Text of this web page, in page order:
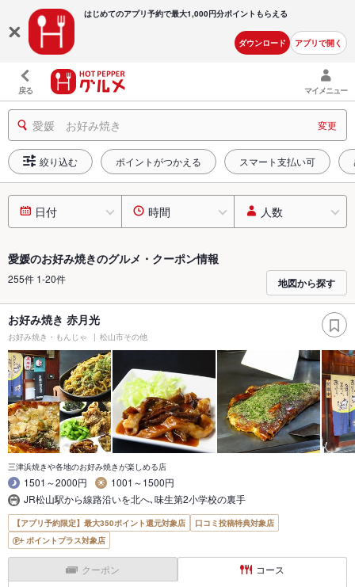
はじめてのアプリ予約で最大1,000円分ポイントもらえる
ダウンロード アプリで開く
戻る マイメニュー
愛媛 お好み焼き 変更
絞り込む ポイントがつかえる スマート支払い可
日付 時間 人数
愛媛のお好み焼きのグルメ・クーポン情報
255件 1-20件 地図から探す
お好み焼き 赤月光
お好み焼き・もんじゃ 松山市その他
三津浜焼きや各地のお好み焼きが楽しめる店
1501～2000円
1001～1500円
JR松山駅から線路沿いを北へ､味生第2小学校の裏手
【アプリ予約限定】最大350ポイント還元対象店
口コミ投稿特典対象店
ポイントプラス対象店
クーポン コース